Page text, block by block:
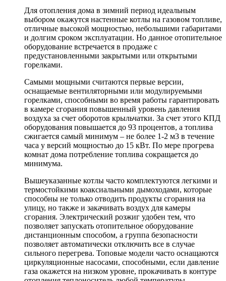
Для отопления дома в зимний период идеальным
выбором окажутся настенные котлы на газовом топливе,
отличные высокой мощностью, небольшими габаритами
и долгим сроком эксплуатации. Но данное отопительное
оборудование встречается в продаже с
предустановленными закрытыми или открытыми
горелками.
Самыми мощными считаются первые версии,
оснащаемые вентиляторными или модулируемыми
горелками, способными во время работы гарантировать
в камере сгорания повышенный уровень давления
воздуха за счет оборотов крыльчатки. За счет этого КПД
оборудования повышается до 93 процентов, а топлива
сжигается самый минимум – не более 1-2 м3 в течение
часа у версий мощностью до 15 кВт. По мере прогрева
комнат дома потребление топлива сокращается до
минимума.
Вышеуказанные котлы часто комплектуются легкими и
термостойкими коаксиальными дымоходами, которые
способны не только отводить продукты сгорания на
улицу, но также и закачивать воздух для камеры
сгорания. Электрический розжиг удобен тем, что
позволяет запускать отопительное оборудование
дистанционным способом, а группа безопасности
позволяет автоматически отключить все в случае
сильного перегрева. Топовые модели часто оснащаются
циркуляционные насосами, способными, если давление
газа окажется на низком уровне, прокачивать в контуре